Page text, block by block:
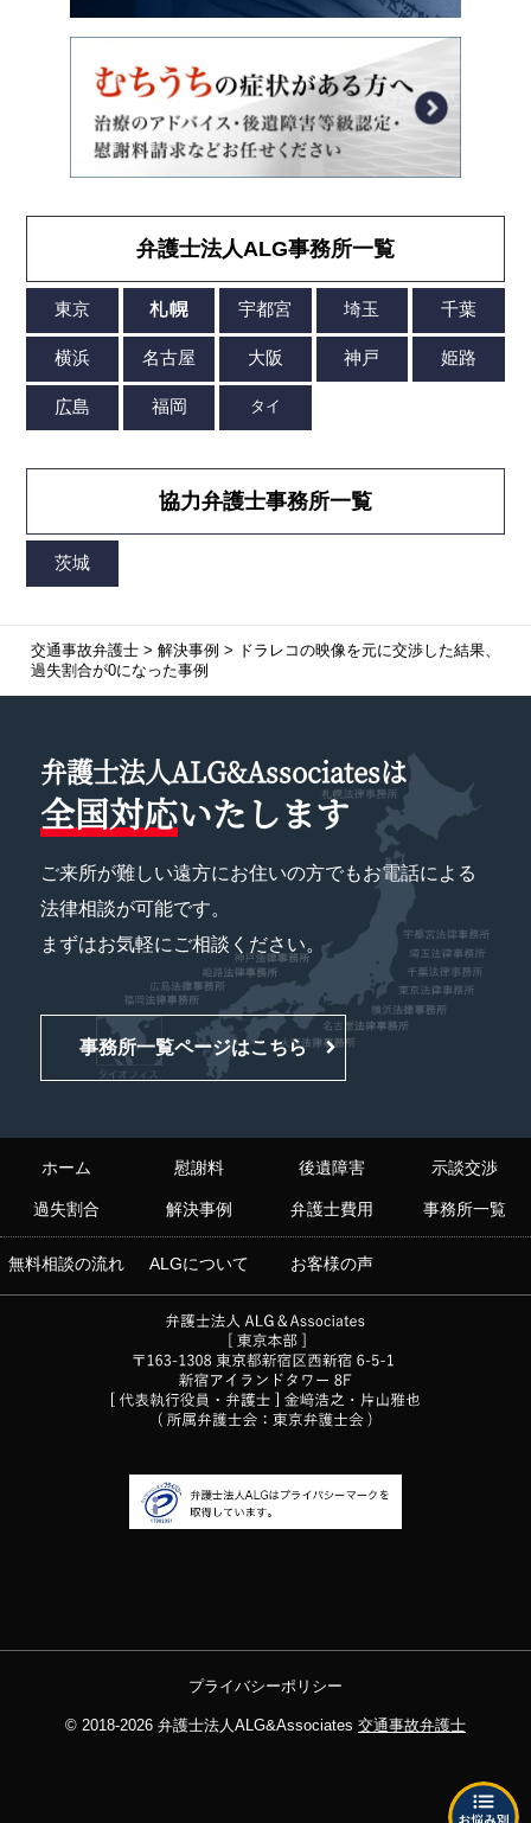
弁護士法人ALG事務所一覧
協力弁護士事務所一覧
交通事故弁護士> 解決事例 > ドラレコの映像を元に交渉した結果、
過失割合が0になった事例
弁護士法人ALG&Associatesは
全国対応いたします
ご来所が難しい遠方にお住いの方でもお電話による
法律相談が可能です。
まずはお気軽にご相談ください。
事務所一覧ページはこちら
ホーム 慰謝料 後遺障害 示談交渉
過失割合 解決事例 弁護士費用 事務所一覧
無料相談の流れ ALGについて お客様の声
プライバシーポリシー
© 2018-2026 弁護士法人ALG&Associates 交通事故弁護士